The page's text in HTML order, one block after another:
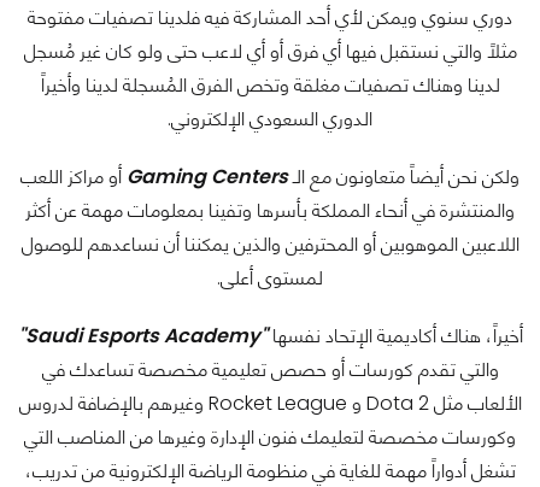
دوري سنوي ويمكن لأي أحد المشاركة فيه فلدينا تصفيات مفتوحة
مثلاً والتي نستقبل فيها أي فرق أو أي لاعب حتى ولو كان غير مُسجل
لدينا وهناك تصفيات مغلقة وتخص الفرق المُسجلة لدينا وأخيراً
الدوري السعودي الإلكتروني.
ولكن نحن أيضاً متعاونون مع الـGaming Centers أو مراكز اللعب
والمنتشرة في أنحاء المملكة بأسرها وتفينا بمعلومات مهمة عن أكثر
اللاعبين الموهوبين أو المحترفين والذين يمكننا أن نساعدهم للوصول
لمستوى أعلى.
أخيراً، هناك أكاديمية الإتحاد نفسها"Saudi Esports Academy"
والتي تقدم كورسات أو حصص تعليمية مخصصة تساعدك في
الألعاب مثل Dota 2 و Rocket League وغيرهم بالإضافة لدروس
وكورسات مخصصة لتعليمك فنون الإدارة وغيرها من المناصب التي
تشغل أدواراً مهمة للغاية في منظومة الرياضة الإلكترونية من تدريب،